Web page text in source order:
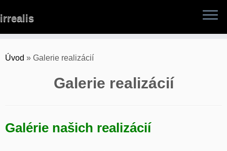
to
irrealis
Úvod » Galerie realizácií
Galerie realizácií
Galérie našich realizácií